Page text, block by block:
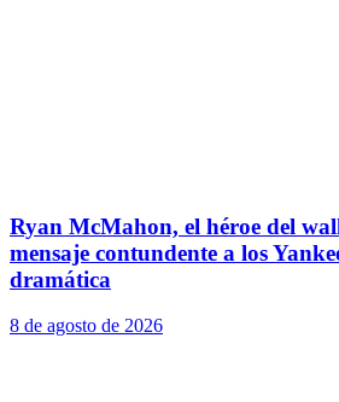
Ryan McMahon, el héroe del
mensaje contundente a los
dramática
8 de agosto de 2026